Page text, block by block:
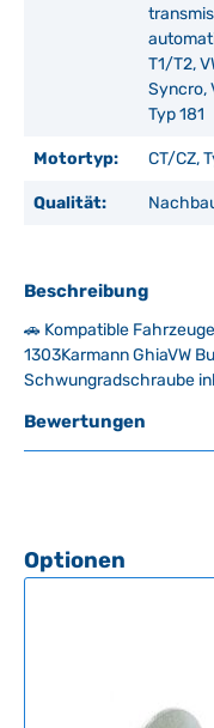
T1/T2,
Syncro,
Typ 181
Motortyp: CT/CZ,
Qualität:
Beschreibung
🚗 Kompatible
1303Karmann GhiaVW
Schwungradschraube
Bewertungen
Produktgalerie
Optionen